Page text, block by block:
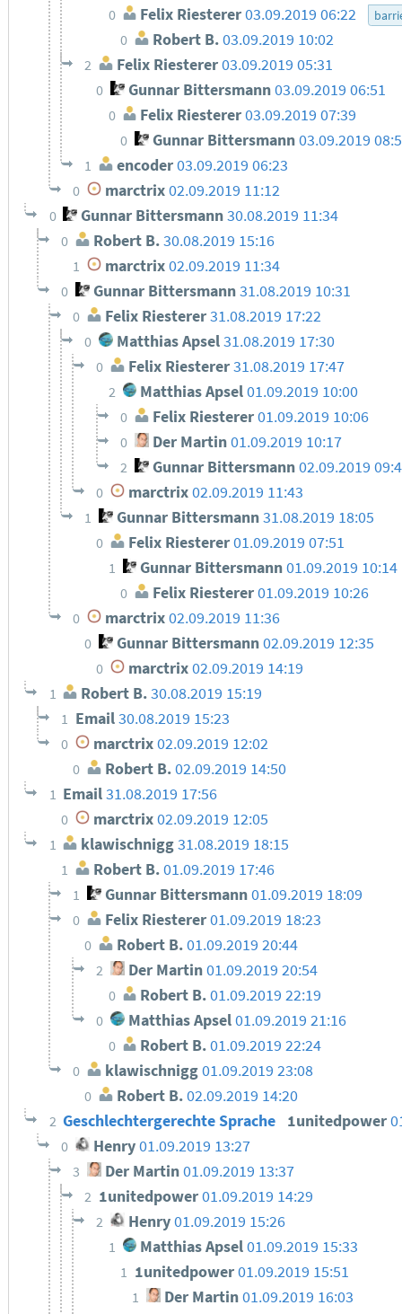
0 Felix Riesterer03.09.2019 06:22
0 Robert B. 03.09.2019 10:02
2 Felix Riesterer03.09.2019 05:31
0 Gunnar Bittersmann03.09.2019 06:51
0 Felix Riesterer03.09.2019 07:39
0 Gunnar Bittersmann 03.09.2019
1 encoder03.09.2019 06:23
0 marctrix02.09.2019 11:12
0 Gunnar Bittersmann30.08.2019 11:34
0 Robert B. 30.08.2019 15:16
1 marctrix02.09.2019 11:34
0 Gunnar Bittersmann 31.08.2019 10:31
0 Felix Riesterer31.08.2019 17:22
0 Matthias Apsel31.08.2019 17:30
0 Felix Riesterer31.08.2019 17:47
2 Matthias Apsel01.09.2019 10:00
0 Felix Riesterer 01.09.2019 10:06
0 Der Martin 01.09.2019 10:17
2 Gunnar Bittersmann 02.09.2019
0 marctrix02.09.2019 11:43
1 Gunnar Bittersmann31.08.2019 18:05
0 Felix Riesterer01.09.2019 07:51
1 Gunnar Bittersmann01.09.2019 10:14
0 Felix Riesterer 01.09.2019 10:26
0 marctrix02.09.2019 11:36
0 Gunnar Bittersmann02.09.2019 12:35
0 marctrix02.09.2019 14:19
1 Robert B.30.08.2019 15:19
1 Email30.08.2019 15:23
0 marctrix 02.09.2019 12:02
0 Robert B.02.09.2019 14:50
1 Email31.08.2019 17:56
0 marctrix 02.09.2019 12:05
1 klawischnigg31.08.2019 18:15
1 Robert B. 01.09.2019 17:46
1 Gunnar Bittersmann01.09.2019 18:09
0 Felix Riesterer01.09.2019 18:23
0 Robert B.01.09.2019 20:44
2 Der Martin01.09.2019 20:54
0 Robert B.01.09.2019 22:19
0 Matthias Apsel01.09.2019 21:16
0 Robert B.01.09.2019 22:24
0 klawischnigg01.09.2019 23:08
0 Robert B.02.09.2019 14:20
2 Geschlechtergerechte Sprache 1unitedpower
0 Henry 01.09.2019 13:27
3 Der Martin01.09.2019 13:37
2 1unitedpower01.09.2019 14:29
2 Henry01.09.2019 15:26
1 Matthias Apsel01.09.2019 15:33
1 1unitedpower01.09.2019 15:51
1 Der Martin01.09.2019 16:03